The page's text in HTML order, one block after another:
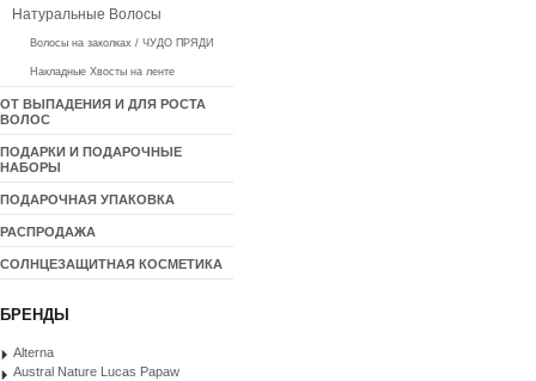
Натуральные Волосы
Волосы на заколках / ЧУДО ПРЯДИ
Накладные Хвосты на ленте
ОТ ВЫПАДЕНИЯ И ДЛЯ РОСТА
ВОЛОС
ПОДАРКИ И ПОДАРОЧНЫЕ
НАБОРЫ
ПОДАРОЧНАЯ УПАКОВКА
РАСПРОДАЖА
СОЛНЦЕЗАЩИТНАЯ КОСМЕТИКА
БРЕНДЫ
Alterna
Austral Nature Lucas Papaw